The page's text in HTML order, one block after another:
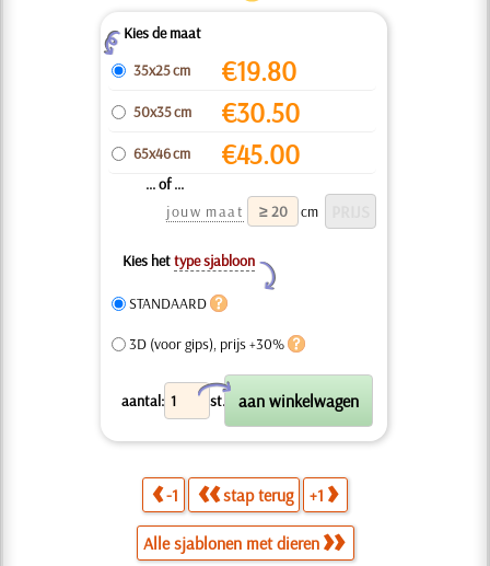
ZKies de maat
35x25 cm
€19.80
50x35 cm €30.50
65x46 cm €45.00
... of ...
jouw maat
cm
Kies hettype sjabloon
Y
STANDAARD
3D (voor gips), prijs +30%
aantal: st.
X
-1 stap terug +1
Alle sjablonen met dieren